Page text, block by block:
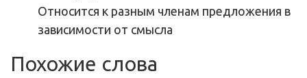
Относится к разным членам предложения в
зависимости от смысла
Похожие слова